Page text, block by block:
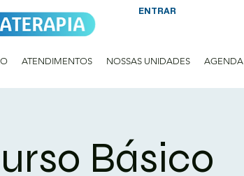
ENTRAR
ATENDIMENTOS NOSSAS UNIDADES AGENDA
Básico